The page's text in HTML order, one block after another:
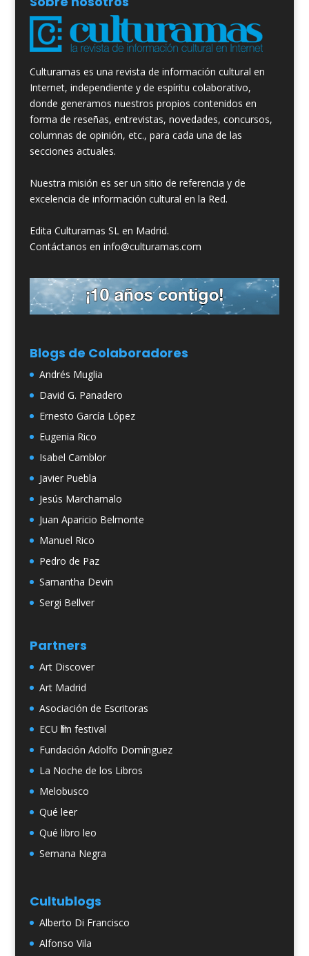
Culturamas es una revista de información cultural en
Internet, independiente y de espíritu colaborativo,
donde generamos nuestros propios contenidos en
forma de reseñas, entrevistas, novedades, concursos,
columnas de opinión, etc., para cada una de las
secciones actuales.
Nuestra misión es ser un sitio de referencia y de
excelencia de información cultural en la Red.
Edita Culturamas SL en Madrid.
Contáctanos en info@culturamas.com
Blogs de Colaboradores
Andrés Muglia
David G. Panadero
Ernesto García López
Eugenia Rico
Isabel Camblor
Javier Puebla
Jesús Marchamalo
Juan Aparicio Belmonte
Manuel Rico
Pedro de Paz
Samantha Devin
Sergi Bellver
Partners
Art Discover
Art Madrid
Asociación de Escritoras
ECU film festival
Fundación Adolfo Domínguez
La Noche de los Libros
Melobusco
Qué leer
Qué libro leo
Semana Negra
Cultublogs
Alberto Di Francisco
Alfonso Vila